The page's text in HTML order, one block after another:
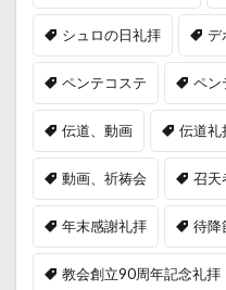
シュロの日礼拝 デ
ペンテコステ ペン
伝道、動画 伝道礼
動画、祈祷会 召天
年末感謝礼拝 待降
教会創立90周年記念礼拝